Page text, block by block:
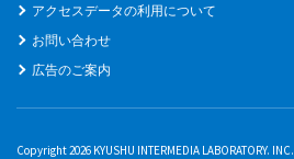
アクセスデータの利用について
お問い合わせ
広告のご案内
Copyright 2026 KYUSHU INTERMEDIA LABORATORY.